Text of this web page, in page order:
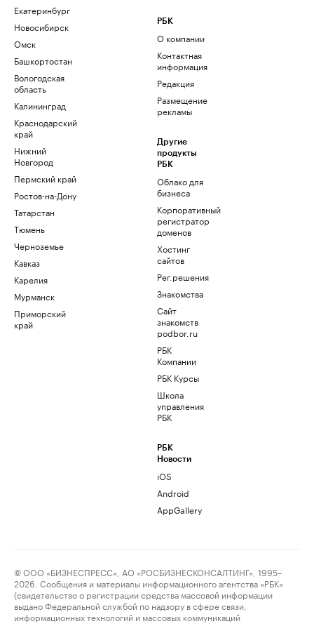
Екатеринбург
Новосибирск
Омск
Башкортостан
Вологодская
область
Калининград
Краснодарский
край
Нижний
Новгород
Пермский край
Ростов-на-Дону
Татарстан
Тюмень
Черноземье
Кавказ
Карелия
Мурманск
Приморский
край
РБК
О компании
Контактная
информация
Редакция
Размещение
рекламы
Другие
продукты
РБК
Облако для
бизнеса
Корпоративный
регистратор
доменов
Хостинг
сайтов
Рег.решения
Знакомства
Сайт
знакомств
podbor.ru
РБК
Компании
РБК Курсы
Школа
управления
РБК
РБК
Новости
iOS
Android
AppGallery
© ООО «БИЗНЕСПРЕСС», АО «РОСБИЗНЕСКОНСАЛТИНГ», 1995–
2026. Сообщения и материалы информационного агентства «РБК»
(свидетельство о регистрации средства массовой информации
выдано Федеральной службой по надзору в сфере связи,
информационных технологий и массовых коммуникаций